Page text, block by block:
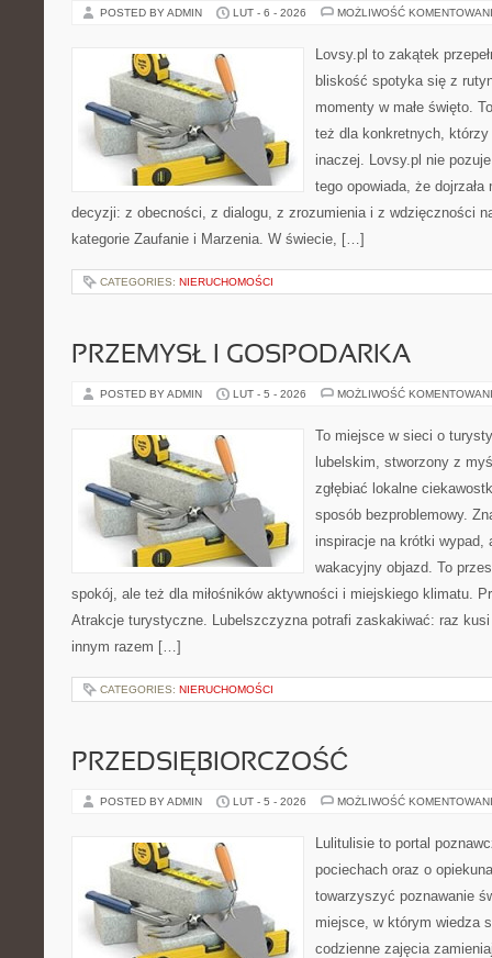
POSTED BY ADMIN LUT - 6 - 2026 MOŻLIWOŚĆ
Lovsy.pl to zakątek
bliskość spotyka się z
momenty w małe święto.
też dla konkretnych, którzy
inaczej. Lovsy.pl nie
tego opowiada, że dojrzała
decyzji: z obecności, z dialogu, z zrozumienia i z wdzięczności
kategorie Zaufanie i Marzenia. W świecie, […]
CATEGORIES: NIERUCHOMOŚCI
PRZEMYSŁ I GOSPODARKA
POSTED BY ADMIN LUT - 5 - 2026 MOŻLIWOŚĆ
To miejsce w sieci o
lubelskim, stworzony z
zgłębiać lokalne
sposób bezproblemowy.
inspiracje na krótki wypad,
wakacyjny objazd. To
spokój, ale też dla miłośników aktywności i miejskiego klimatu.
Atrakcje turystyczne. Lubelszczyzna potrafi zaskakiwać: raz
innym razem […]
CATEGORIES: NIERUCHOMOŚCI
PRZEDSIĘBIORCZOŚĆ
POSTED BY ADMIN LUT - 5 - 2026 MOŻLIWOŚĆ
Lulitulisie to portal
pociechach oraz o
towarzyszyć poznawanie
miejsce, w którym wiedza
codzienne zajęcia